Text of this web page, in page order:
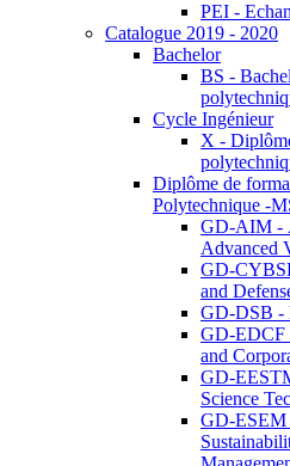
PEI -
Catalogue 2019 - 2020
Bachelor
BS -
Cycle Ingénieur
X -
Diplôme de
Polytechnique -
GD-AIM -
Advanced
GD-
and
GD-DSB -
GD-EDCF
and
GD-
Science
GD-ESEM